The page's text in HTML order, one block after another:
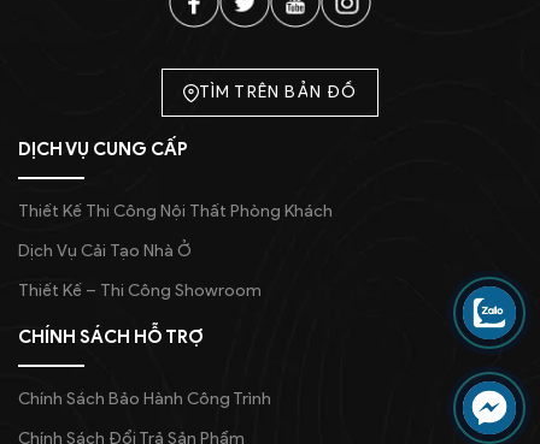
DỊCH VỤ CUNG CẤP
Thiết Kế Thi Công Nội Thất Phòng Khách
Dịch Vụ Cải Tạo Nhà Ở
Thiết Kế – Thi Công Showroom
TÌM TRÊN BẢN ĐỒ
CHÍNH SÁCH HỖ TRỢ
Chính Sách Bảo Hành Công Trình
Chính Sách Đổi Trả Sản Phẩm